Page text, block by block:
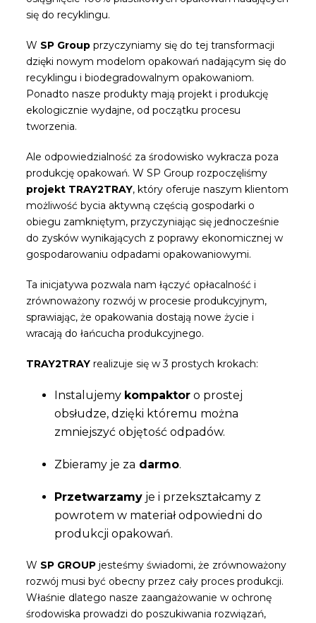
się do recyklingu.
W SP Group przyczyniamy się do tej transformacji
dzięki nowym modelom opakowań nadającym się do
recyklingu i biodegradowalnym opakowaniom.
Ponadto nasze produkty mają projekt i produkcję
ekologicznie wydajne, od początku procesu
tworzenia.
Ale odpowiedzialność za środowisko wykracza poza
produkcję opakowań. W SP Group rozpoczęliśmy
projekt TRAY2TRAY, który oferuje naszym klientom
możliwość bycia aktywną częścią gospodarki o
obiegu zamkniętym, przyczyniając się jednocześnie
do zysków wynikających z poprawy ekonomicznej w
gospodarowaniu odpadami opakowaniowymi.
Ta inicjatywa pozwala nam łączyć opłacalność i
zrównoważony rozwój w procesie produkcyjnym,
sprawiając, że opakowania dostają nowe życie i
wracają do łańcucha produkcyjnego.
TRAY2TRAYrealizuje się w 3 prostych krokach:
Instalujemy kompaktor o prostej
obsłudze, dzięki któremu można
zmniejszyć objętość odpadów.
Zbieramy je za darmo.
Przetwarzamy je i przekształcamy z
powrotem w materiał odpowiedni do
produkcji opakowań.
W SP GROUP jesteśmy świadomi, że zrównoważony
rozwój musi być obecny przez cały proces produkcji.
Właśnie dlatego nasze zaangażowanie w ochronę
środowiska prowadzi do poszukiwania rozwiązań,